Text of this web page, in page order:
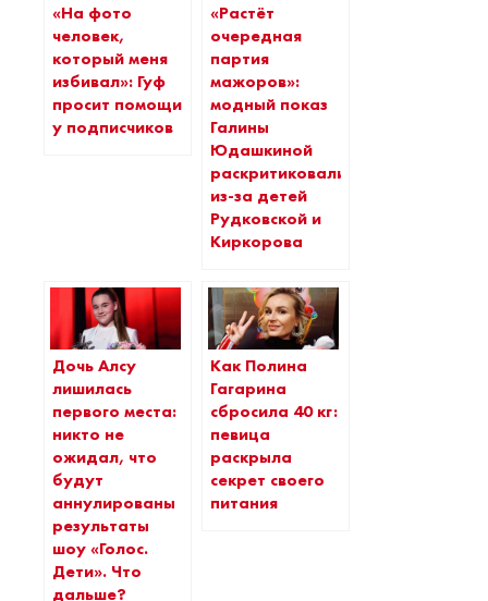
«На фото
человек,
который меня
избивал»: Гуф
просит помощи
у подписчиков
«Растёт
очередная
партия
мажоров»:
модный показ
Галины
Юдашкиной
раскритиковали
из-за детей
Рудковской и
Киркорова
Дочь Алсу
лишилась
первого места:
никто не
ожидал, что
будут
аннулированы
результаты
шоу «Голос.
Дети». Что
дальше?
Как Полина
Гагарина
сбросила 40 кг:
певица
раскрыла
секрет своего
питания